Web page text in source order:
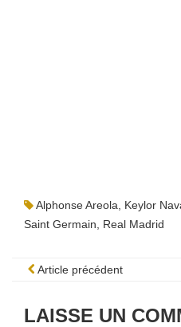
Alphonse Areola Keylor
Saint Germain
Real Madrid
Article précédent
LAISSE UN